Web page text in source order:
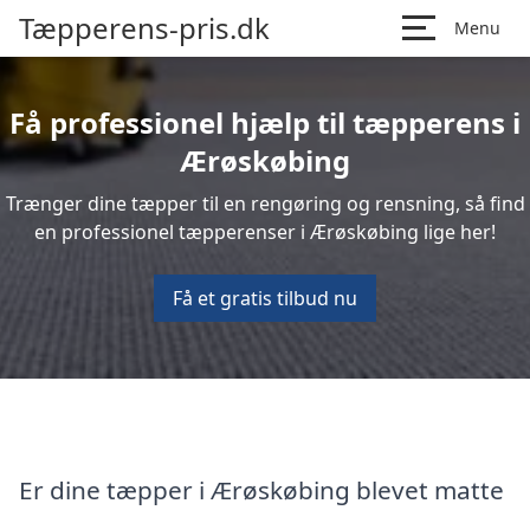
Tæpperens-pris.dk Menu
Få professionel hjælp til tæpperens i
Ærøskøbing
Trænger dine tæpper til en rengøring og rensning, så find
en professionel tæpperenser i Ærøskøbing lige her!
Få et gratis tilbud nu
Er dine tæpper i Ærøskøbing blevet matte